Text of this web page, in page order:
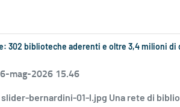
302 biblioteche aderenti e oltre 3,4 milioni di
mag-2026 15.46
bernardini-01-l.jpg Una rete di